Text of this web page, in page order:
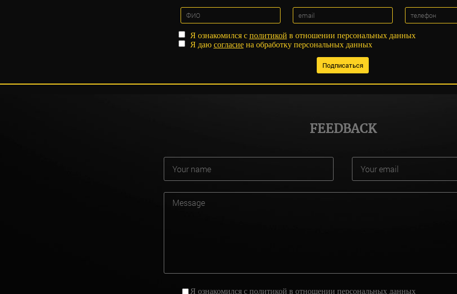
Я ознакомился с политикой в отношении персональных данных
Я даю согласиена обработку персональных данных
FEEDBACK
Я ознакомился с политикой в отношении персональных данных